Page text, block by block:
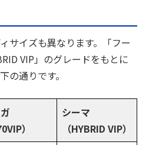
サイズも異なります。「フー
VIP」のグレードをもとに
の通りです。
）
シーマ
（HYBRID VIP）